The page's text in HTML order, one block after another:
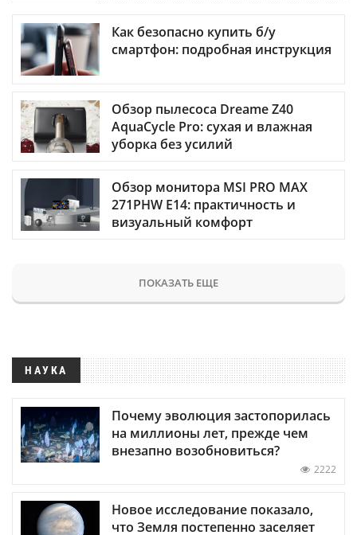
Как безопасно купить б/у
смартфон: подробная инструкция
Обзор пылесоса Dreame Z40
AquaCycle Pro: сухая и влажная
уборка без усилий
Обзор монитора MSI PRO MAX
271PHW E14: практичность и
визуальный комфорт
ПОКАЗАТЬ ЕЩЕ
НАУКА
Почему эволюция застопорилась
на миллионы лет, прежде чем
внезапно возобновиться?
2222
Новое исследование показало,
что Земля постепенно заселяет